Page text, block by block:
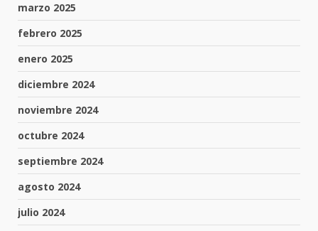
marzo 2025
febrero 2025
enero 2025
diciembre 2024
noviembre 2024
octubre 2024
septiembre 2024
agosto 2024
julio 2024